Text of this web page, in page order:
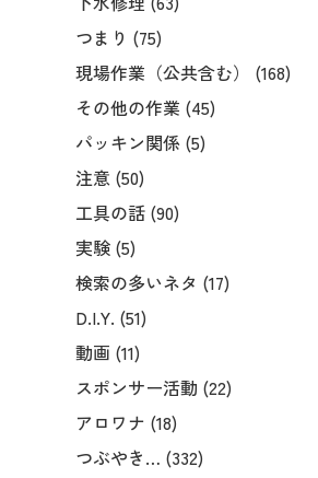
つまり (75)
現場作業（公共含む） (168)
その他の作業 (45)
パッキン関係 (5)
注意 (50)
工具の話 (90)
実験 (5)
検索の多いネタ (17)
D.I.Y. (51)
動画 (11)
スポンサー活動 (22)
アロワナ (18)
つぶやき… (332)